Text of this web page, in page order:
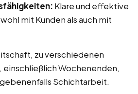
Klare und effektive
mit Kunden als auch mit
zu verschiedenen
einschließlich Wochenenden,
Schichtarbeit.